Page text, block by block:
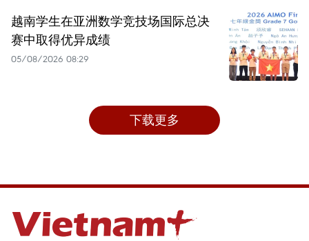
越南学生在亚洲数学竞技场国际总决
赛中取得优异成绩
05/08/2026 08:29
下载更多